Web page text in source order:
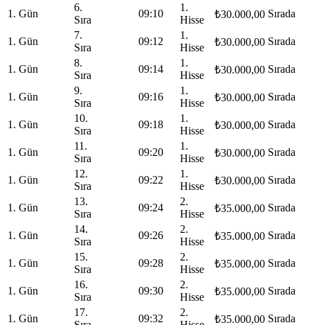
1. Gün
6.
Sıra
09:10
1.
Hisse
₺30.000,00 Sırada
1. Gün
7.
Sıra
09:12
1.
Hisse
₺30.000,00 Sırada
1. Gün
8.
Sıra
09:14
1.
Hisse
₺30.000,00 Sırada
1. Gün
9.
Sıra
09:16
1.
Hisse
₺30.000,00 Sırada
1. Gün
10.
Sıra
09:18
1.
Hisse
₺30.000,00 Sırada
1. Gün
11.
Sıra
09:20
1.
Hisse
₺30.000,00 Sırada
1. Gün
12.
Sıra
09:22
1.
Hisse
₺30.000,00 Sırada
1. Gün
13.
Sıra
09:24
2.
Hisse
₺35.000,00 Sırada
1. Gün
14.
Sıra
09:26
2.
Hisse
₺35.000,00 Sırada
1. Gün
15.
Sıra
09:28
2.
Hisse
₺35.000,00 Sırada
1. Gün
16.
Sıra
09:30
2.
Hisse
₺35.000,00 Sırada
1. Gün
17.
09:32
2.
₺35.000,00 Sırada